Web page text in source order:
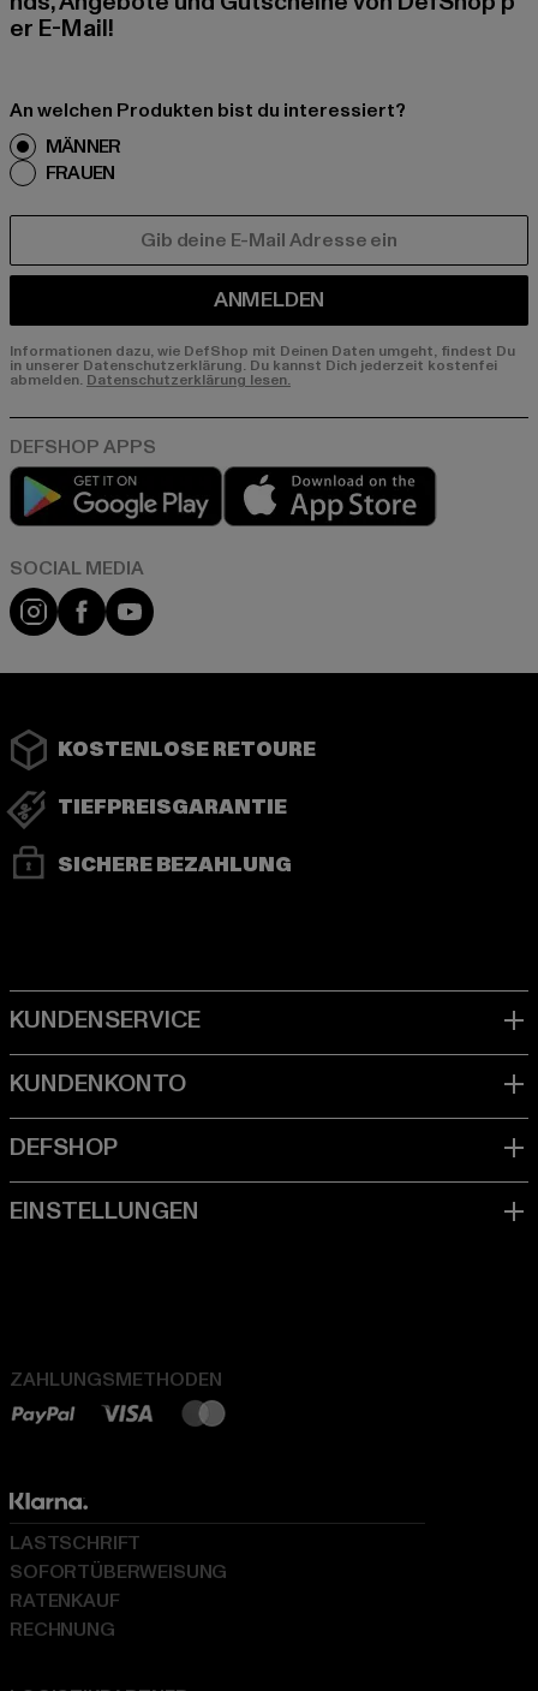
er E-Mail!
An welchen Produkten bist du interessiert?
MÄNNER
FRAUEN
ANMELDEN
Informationen dazu, wie DefShop mit Deinen Daten umgeht, findest Du
in unserer Datenschutzerklärung. Du kannst Dich jederzeit kostenfei
abmelden. Datenschutzerklärung lesen.
Play market
Instagram
FacebookYouTube
KOSTENLOSE RETOURE
TIEFPREISGARANTIE
SICHERE BEZAHLUNG
ZAHLUNGSMETHODEN
LASTSCHRIFT
SOFORTÜBERWEISUNG
RATENKAUF
RECHNUNG